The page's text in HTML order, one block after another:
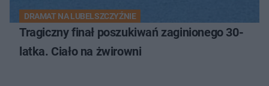
DRAMAT NA LUBELSZCZYŹNIE
Tragiczny finał poszukiwań zaginionego 30-
latka. Ciało na żwirowni